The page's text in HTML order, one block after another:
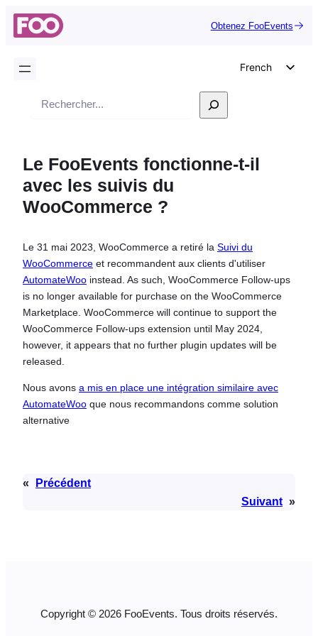
Obtenez FooEvents
French
Spanish
Czech
Greek
Recherche
Le FooEvents fonctionne-t-il
avec les suivis du
WooCommerce ?
Le 31 mai 2023, WooCommerce a retiré la Suivi du
WooCommerce et recommandent aux clients d'utiliser
AutomateWoo instead. As such, WooCommerce Follow-ups
is no longer available for purchase on the WooCommerce
Marketplace. WooCommerce will continue to support the
WooCommerce Follow-ups extension until May 2024,
however, it appears that no further plugin updates will be
released.
Nous avons a mis en place une intégration similaire avec
AutomateWoo que nous recommandons comme solution
alternative
«
Précédent
Suivant »
Copyright © 2026 FooEvents. Tous droits réservés.